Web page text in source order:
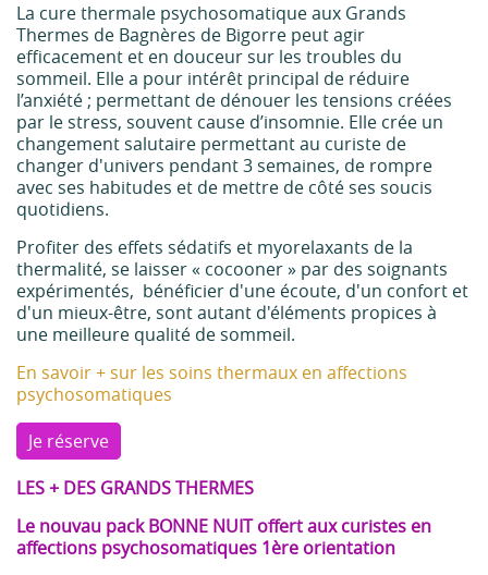
La cure thermale psychosomatique aux Grands
Thermes de Bagnères de Bigorre peut agir
efficacement et en douceur sur les troubles du
sommeil. Elle a pour intérêt principal de réduire
l’anxiété ; permettant de dénouer les tensions créées
par le stress, souvent cause d’insomnie. Elle crée un
changement salutaire permettant au curiste de
changer d'univers pendant 3 semaines, de rompre
avec ses habitudes et de mettre de côté ses soucis
quotidiens.
Profiter des effets sédatifs et myorelaxants de la
thermalité, se laisser « cocooner » par des soignants
expérimentés, bénéficier d'une écoute, d'un confort et
d'un mieux-être, sont autant d'éléments propices à
une meilleure qualité de sommeil.
En savoir + sur les soins thermaux en affections
psychosomatiques
Je réserve
LES + DES GRANDS THERMES
Le nouvau pack BONNE NUIT offert aux curistes en
affections psychosomatiques 1ère orientation